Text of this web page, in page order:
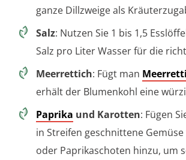
ganze Dillzweige als
Salz: Nutzen Sie 1 bis 1,5
Salz pro Liter Wasser für die
Meerrettich: Fügt man
erhält der Blumenkohl eine
Paprika und Karotten: Fügen
in Streifen geschnittene Gemüse
oder Paprikaschoten hinzu, um